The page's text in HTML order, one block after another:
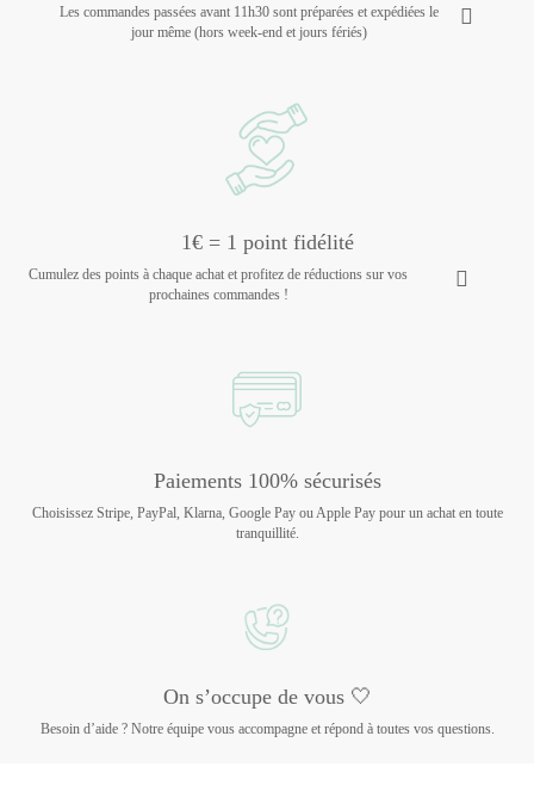
Les commandes passées avant 11h30 sont préparées et expédiées le
jour même (hors week-end et jours fériés)
1€ = 1 point fidélité
Cumulez des points à chaque achat et profitez de réductions sur vos
prochaines commandes !
Paiements 100% sécurisés
Choisissez Stripe, PayPal, Klarna, Google Pay ou Apple Pay pour un achat en toute
tranquillité.
On s’occupe de vous 🤍
Besoin d’aide ? Notre équipe vous accompagne et répond à toutes vos questions.